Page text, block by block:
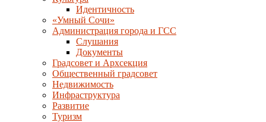
Идентичность
«Умный Сочи»
Администрация города и ГСС
Слушания
Документы
Градсовет и Архсекция
Общественный градсовет
Недвижимость
Инфраструктура
Развитие
Туризм